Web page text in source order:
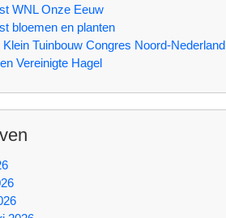
WNL Onze Eeuw
bloemen en planten
Klein Tuinbouw Congres Noord-Nederland
Vereinigte Hagel